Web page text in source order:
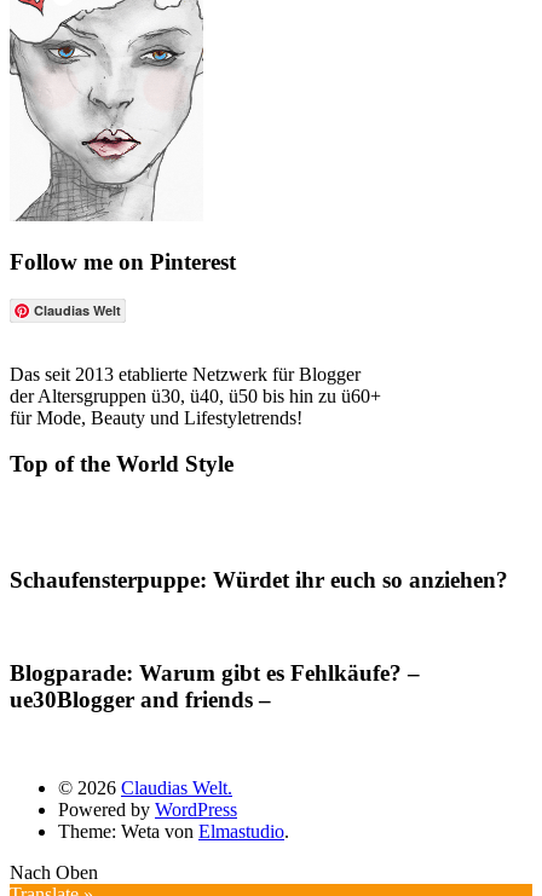
Follow me on Pinterest
Claudias Welt
Das seit 2013 etablierte Netzwerk für Blogger
der Altersgruppen ü30, ü40, ü50 bis hin zu ü60+
für Mode, Beauty und Lifestyletrends!
Top of the World Style
Schaufensterpuppe: Würdet ihr euch so anziehen?
Blogparade: Warum gibt es Fehlkäufe? –
ue30Blogger and friends –
© 2026 Claudias Welt.
Powered by WordPress
Theme: Weta von Elmastudio.
Nach Oben